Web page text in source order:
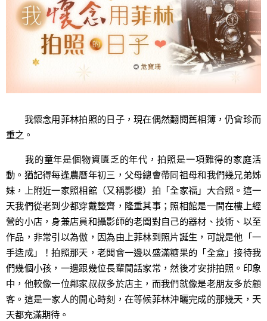
我懷念用菲林拍照的日子，現在偶然翻閱舊相簿，仍會珍而
重之。
我的童年是個物資匱乏的年代，拍照是一項難得的家庭活
動。猶記得每逢農曆年初三，父母總會帶同祖母和我們幾兄弟姊
妹，上附近一家照相館（又稱影樓）拍「全家福」大合照。這一
天我們從老到少都穿戴整齊，隆重其事；照相館是一間在樓上經
營的小店，身兼店員和攝影師的老闆對自己的器材、技術、以至
作品，非常引以為傲，因為由上菲林到照片誕生，可說是他「一
手造成」！拍照那天，老闆會一邊以盛滿糖果的「全盒」接待我
們幾個小孩，一邊跟幾位長輩閒話家常，然後才安排拍照。印象
中，他較像一位鄰家叔叔多於店主，而我們就像是老朋友多於顧
客。這是一家人的開心時刻，在等候菲林沖曬完成的那幾天，天
天都充滿期待。